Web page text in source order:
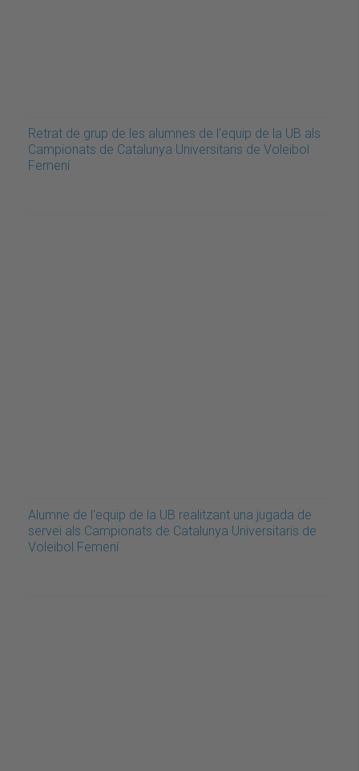
Retrat de grup de les alumnes de l'equip de la UB als
Campionats de Catalunya Universitaris de Voleibol
Femení
Alumne de l'equip de la UB realitzant una jugada de
servei als Campionats de Catalunya Universitaris de
Voleibol Femení